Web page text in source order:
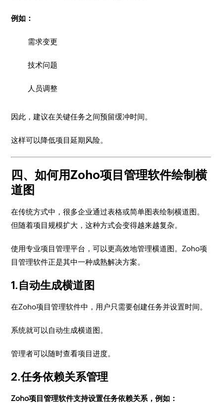
例如：
需求变更
技术问题
人员调整
因此，建议在关键任务之间预留缓冲时间。
这样可以降低项目延期风险。
四、如何用Zoho项目管理软件绘制横
道图
在传统方式中，很多企业通过表格或简单图表绘制横道图。
但随着项目规模扩大，这种方式会变得越来越复杂。
使用专业项目管理平台，可以更高效地管理横道图。Zoho项
目管理软件正是其中一种成熟解决方案。
1.自动生成横道图
在Zoho项目管理软件中，用户只需要创建任务并设置时间。
系统就可以自动生成横道图。
管理者可以随时查看项目进度。
2.任务依赖关系管理
Zoho项目管理软件支持设置任务依赖关系，例如：